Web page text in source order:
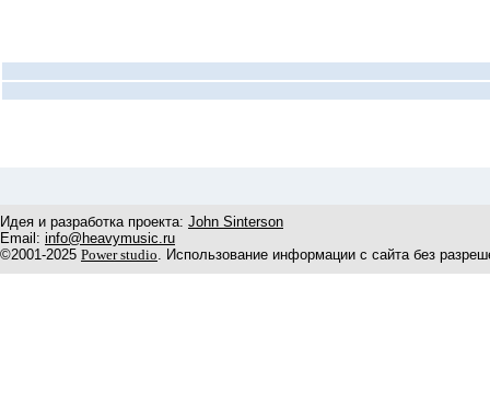
Идея и разработка проекта: John Sinterson
Email: info@heavymusic.ru
©2001-2025 Power studio. Использование информации с сайта без